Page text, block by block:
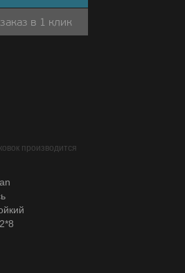
заказ в 1 клик
производится